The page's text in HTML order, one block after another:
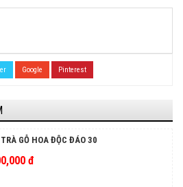
Google Pinterest
GỖ HOA ĐỘC ĐÁO 30
đ